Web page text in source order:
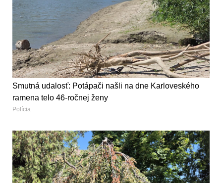
Smutná udalosť: Potápači našli na dne Karloveského
ramena telo 46-ročnej ženy
Polícia